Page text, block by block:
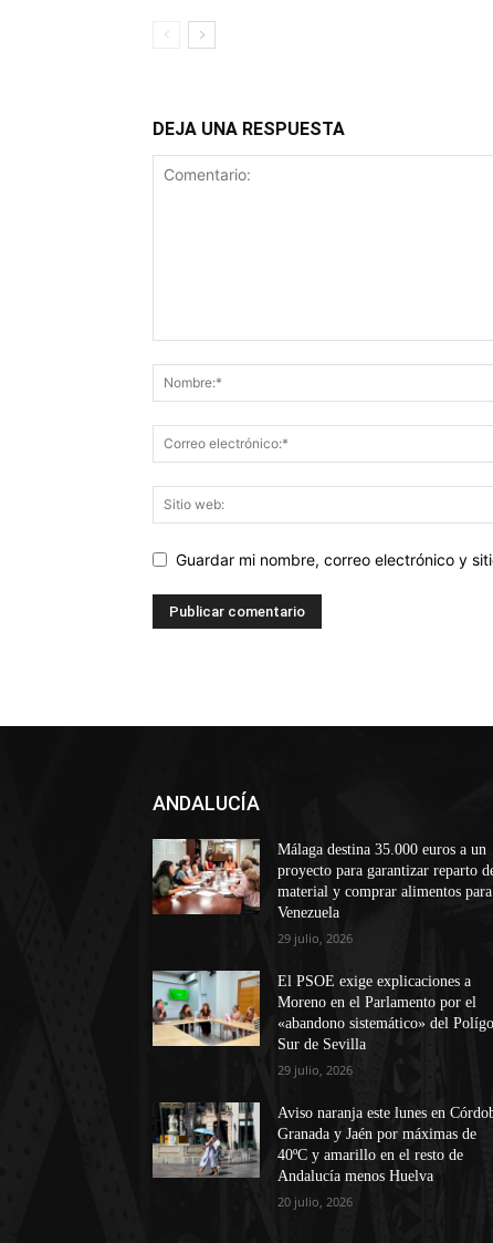
DEJA UNA RESPUESTA
Guardar mi nombre, correo electrónico y
ANDALUCÍA
Málaga destina 35.000 euros a un
proyecto para garantizar reparto
material y comprar alimentos para
Venezuela
29 julio, 2026
El PSOE exige explicaciones a
Moreno en el Parlamento por el
«abandono sistemático» del
Sur de Sevilla
29 julio, 2026
Aviso naranja este lunes en
Granada y Jaén por máximas de
40ºC y amarillo en el resto de
Andalucía menos Huelva
20 julio, 2026